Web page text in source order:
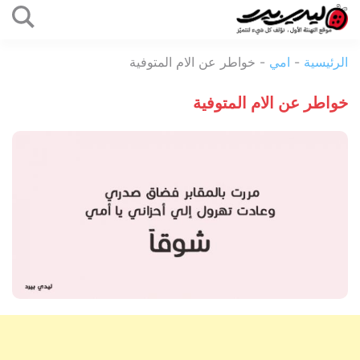
المحتوى
بيرد
الرئيسية - امي - خواطر عن الام المتوفية
خواطر عن الام المتوفية